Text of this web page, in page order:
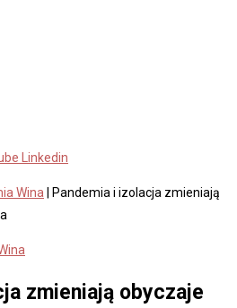
Linkedin
Wina
Pandemia i izolacja zmieniają
zmieniają obyczaje